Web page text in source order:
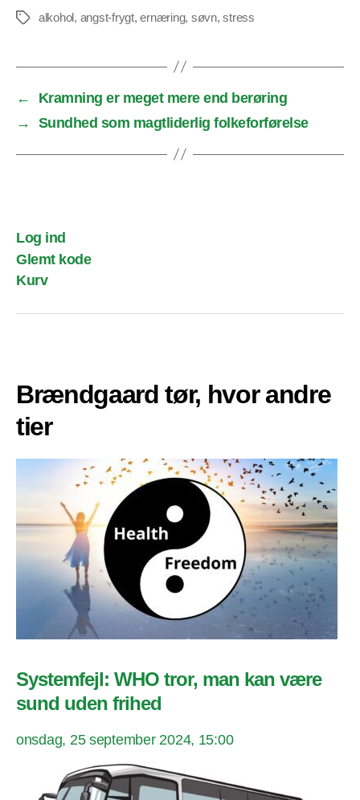
Tagsalkohol, angst-frygt,ernæring, søvn,stress
←
Kramning er meget mere end berøring
→
Sundhed som magtliderlig folkeforførelse
Log ind
Glemt kode
Kurv
Brændgaard tør, hvor andre
tier
Systemfejl: WHO tror, man kan være
sund uden frihed
onsdag, 25 september 2024, 15:00